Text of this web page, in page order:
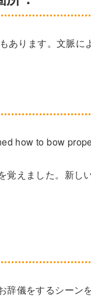
ります。文脈に
how to bow
えました。新し
儀をするシーン